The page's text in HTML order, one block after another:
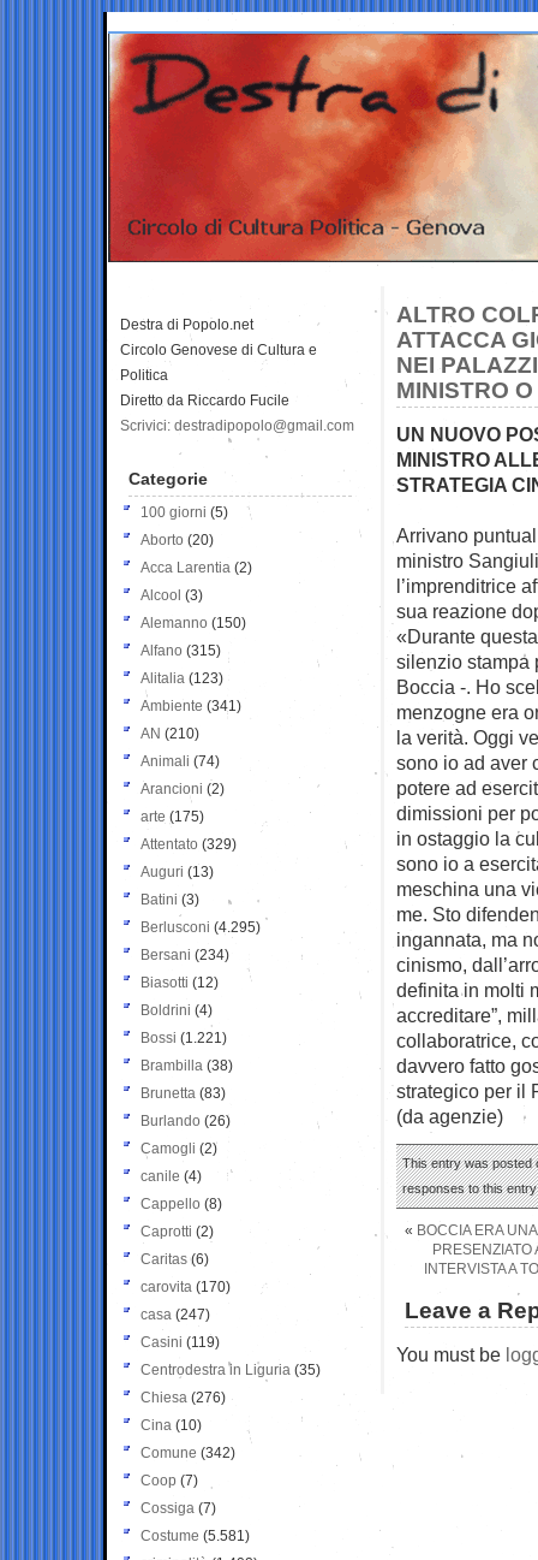
ALTRO
ATTACCA
NEI
MINISTRO
UN NUOVO
MINISTRO
STRATEGIA
Arrivano
ministro
l’imprenditrice
sua reazione
«Durante
silenzio stampa
Boccia -. Ho
menzogne era
la verità. Oggi
sono io ad aver
potere ad
dimissioni per
in ostaggio la
sono io a
meschina una
me. Sto
ingannata, ma
cinismo,
definita in molti
accreditare”,
collaboratrice,
davvero fatto
strategico per il
(da agenzie)
This entry was posted
responses to this
« BOCCIA ERA
INTERVISTA A
Leave a
You must be
Destra di Popolo.net
Circolo Genovese di Cultura e
Politica
Diretto da Riccardo Fucile
Scrivici: destradipopolo@gmail.com
Categorie
100 giorni (5)
Aborto (20)
Acca Larentia (2)
Alcool (3)
Alemanno (150)
Alfano (315)
Alitalia (123)
Ambiente (341)
AN (210)
Animali (74)
Arancioni (2)
arte (175)
Attentato (329)
Auguri (13)
Batini (3)
Berlusconi (4.295)
Bersani (234)
Biasotti (12)
Boldrini (4)
Bossi (1.221)
Brambilla (38)
Brunetta (83)
Burlando (26)
Camogli (2)
canile (4)
Cappello (8)
Caprotti (2)
Caritas (6)
carovita (170)
casa (247)
Casini (119)
Centrodestra in Liguria (35)
Chiesa (276)
Cina (10)
Comune (342)
Coop (7)
Cossiga (7)
Costume (5.581)